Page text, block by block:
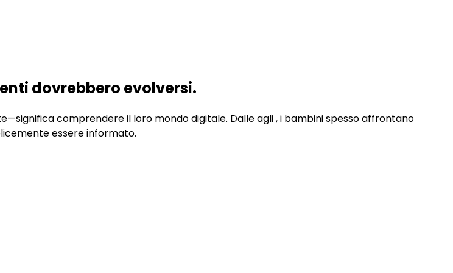
dovrebbero evolversi.
comprendere il loro mondo digitale. Dalle agli , i bambini spesso affrontano
essere informato.